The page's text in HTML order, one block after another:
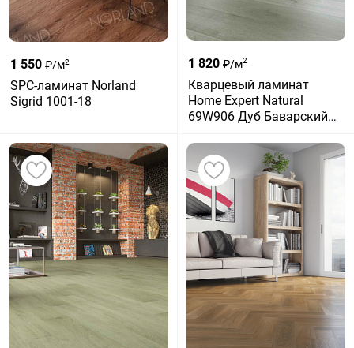
1 550 ₽/м2
SPC-ламинат Norland
Sigrid 1001-18
1 820 ₽/м2
Кварцевый ламинат
Home Expert Natural
69W906 Дуб Баварский